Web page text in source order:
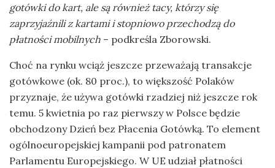
gotówki do kart, ale są również tacy, którzy się
zaprzyjaźnili z kartami i stopniowo przechodzą do
płatności mobilnych – podkreśla Zborowski.
Choć na rynku wciąż jeszcze przeważają transakcje
gotówkowe (ok. 80 proc.), to większość Polaków
przyznaje, że używa gotówki rzadziej niż jeszcze rok
temu. 5 kwietnia po raz pierwszy w Polsce będzie
obchodzony Dzień bez Płacenia Gotówką. To element
ogólnoeuropejskiej kampanii pod patronatem
Parlamentu Europejskiego. W UE udział płatności